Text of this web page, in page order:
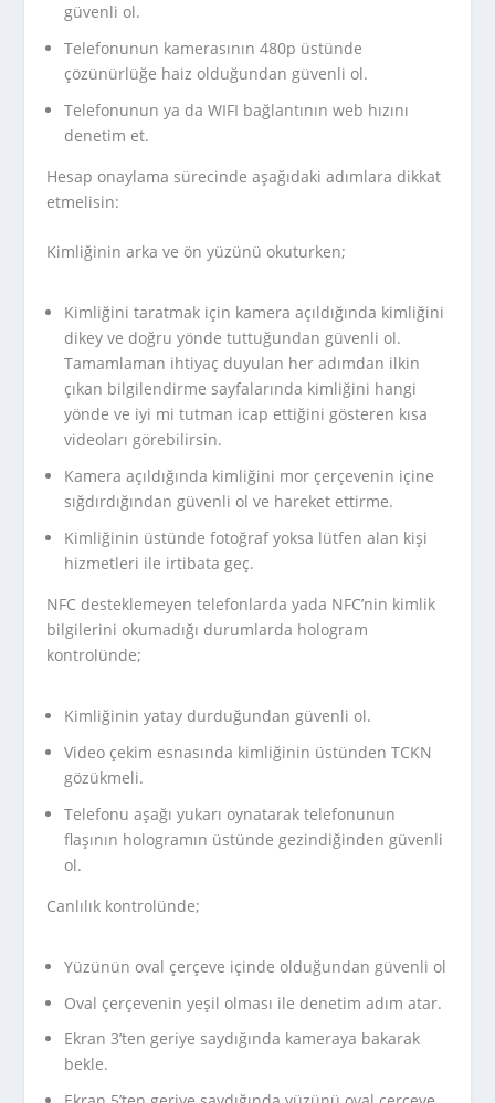
güvenli ol.
Telefonunun kamerasının 480p üstünde
çözünürlüğe haiz olduğundan güvenli ol.
Telefonunun ya da WIFI bağlantının web hızını
denetim et.
Hesap onaylama sürecinde aşağıdaki adımlara dikkat
etmelisin:
Kimliğinin arka ve ön yüzünü okuturken;
Kimliğini taratmak için kamera açıldığında kimliğini
dikey ve doğru yönde tuttuğundan güvenli ol.
Tamamlaman ihtiyaç duyulan her adımdan ilkin
çıkan bilgilendirme sayfalarında kimliğini hangi
yönde ve iyi mi tutman icap ettiğini gösteren kısa
videoları görebilirsin.
Kamera açıldığında kimliğini mor çerçevenin içine
sığdırdığından güvenli ol ve hareket ettirme.
Kimliğinin üstünde fotoğraf yoksa lütfen alan kişi
hizmetleri ile irtibata geç.
NFC desteklemeyen telefonlarda yada NFC’nin kimlik
bilgilerini okumadığı durumlarda hologram
kontrolünde;
Kimliğinin yatay durduğundan güvenli ol.
Video çekim esnasında kimliğinin üstünden TCKN
gözükmeli.
Telefonu aşağı yukarı oynatarak telefonunun
flaşının hologramın üstünde gezindiğinden güvenli
ol.
Canlılık kontrolünde;
Yüzünün oval çerçeve içinde olduğundan güvenli ol
Oval çerçevenin yeşil olması ile denetim adım atar.
Ekran 3’ten geriye saydığında kameraya bakarak
bekle.